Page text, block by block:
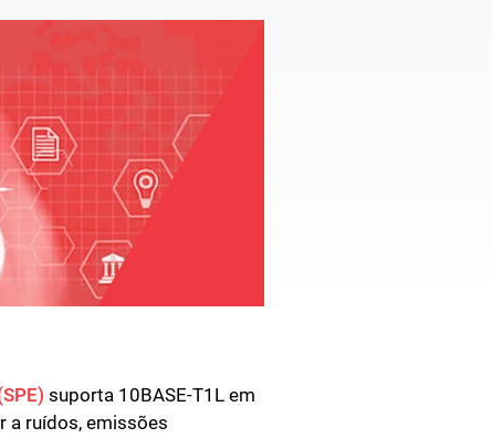
suporta 10BASE-T1L em
a ruídos, emissões